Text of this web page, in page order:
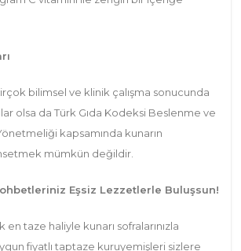
bilimsel ve klinik çalışma sonucunda
olsa da Türk Gıda Kodeksi Beslenme ve
kapsamında kunarın
mümkün değildir.
Eşsiz Lezzetlerle Buluşsun!
en taze haliyle kunarı sofralarınızla
fiyatlı taptaze kuruyemişleri sizlere